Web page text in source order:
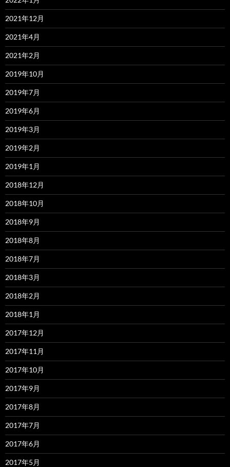
2021年12月
2021年4月
2021年2月
2019年10月
2019年7月
2019年6月
2019年3月
2019年2月
2019年1月
2018年12月
2018年10月
2018年9月
2018年8月
2018年7月
2018年3月
2018年2月
2018年1月
2017年12月
2017年11月
2017年10月
2017年9月
2017年8月
2017年7月
2017年6月
2017年5月